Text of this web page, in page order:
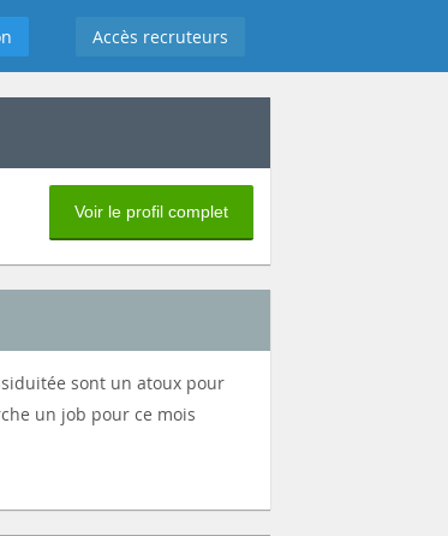
Accès recruteurs
Voir le profil complet
sont un atoux pour
un job pour ce mois